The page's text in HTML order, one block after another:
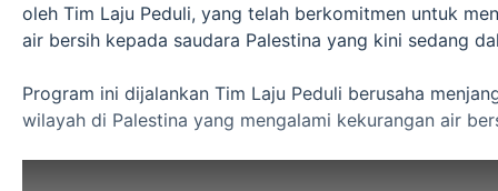
oleh Tim Laju Peduli, yang telah berkomitmen untuk
air bersih kepada saudara Palestina yang kini sedang
Program ini dijalankan Tim Laju Peduli berusaha
wilayah di Palestina yang mengalami kekurangan air